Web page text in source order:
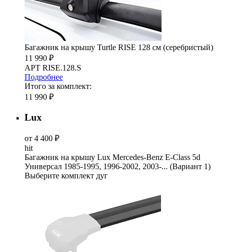
Багажник на крышу Turtle RISE 128 см (серебристый)
11 990 ₽
АРТ RISE.128.S
Подробнее
Итого за комплект:
11 990 ₽
Lux
от 4 400 ₽
hit
Багажник на крышу Lux Mercedes-Benz E-Class 5d
Универсал 1985-1995, 1996-2002, 2003-... (Вариант 1)
Выберите комплект дуг